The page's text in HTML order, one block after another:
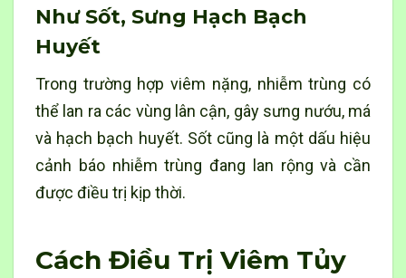
Như Sốt, Sưng Hạch Bạch
Huyết
Trong trường hợp viêm nặng, nhiễm trùng có
thể lan ra các vùng lân cận, gây sưng nướu, má
và hạch bạch huyết. Sốt cũng là một dấu hiệu
cảnh báo nhiễm trùng đang lan rộng và cần
được điều trị kịp thời.
Cách Điều Trị Viêm Tủy